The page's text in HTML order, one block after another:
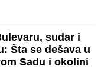
sudar i
Šta se dešava u
Sadu i okolini